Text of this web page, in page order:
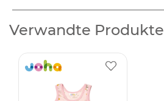
Verwandte Produkte